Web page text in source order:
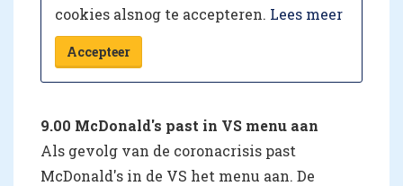
cookies alsnog te accepteren. Lees meer
Accepteer
9.00 McDonald's past in VS menu aan
Als gevolg van de coronacrisis past
McDonald's in de VS het menu aan. De